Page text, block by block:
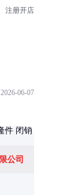
注册开店
06-07
公司